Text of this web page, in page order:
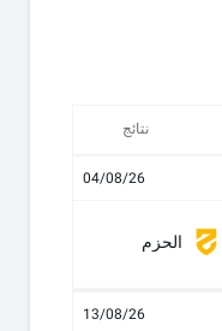
نتائج
04/08/26
الحزم
13/08/26